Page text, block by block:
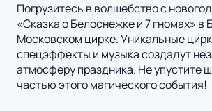
Погрузитесь в волшебство с
«Сказка о Белоснежке и 7 гномах» в
Московском цирке. Уникальные
спецэффекты и музыка создадут
атмосферу праздника. Не упустите
частью этого магического события!